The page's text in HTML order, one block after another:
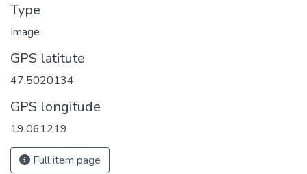
Type
Image
GPS latitute
47.5020134
GPS longitude
19.061219
Full item page